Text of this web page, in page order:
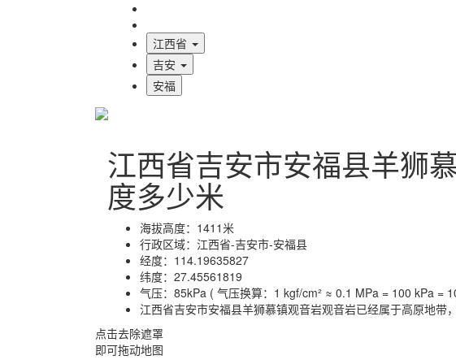
江西省
吉安
安福
江西省吉安市安福县羊狮
度多少米
海拔高度： 1411米
行政区域： 江西省-吉安市-安福县
经度： 114.19635827
纬度： 27.45561819
气压： 85kPa ( 气压换算：1 kgf/cm² ≈ 0.1 MPa = 100 kPa =
江西省吉安市安福县羊狮慕镇观音岩观音岩已经属于高原地带
点击去除遮罩
即可拖动地图